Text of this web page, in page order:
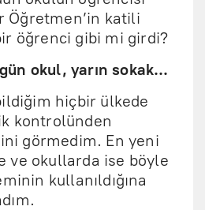
Öğretmen’in katili
öğrenci gibi mi girdi?
okul, yarın sokak…
hiçbir ülkede
kontrolünden
görmedim. En yeni
ve okullarda ise böyle
kullanıldığına